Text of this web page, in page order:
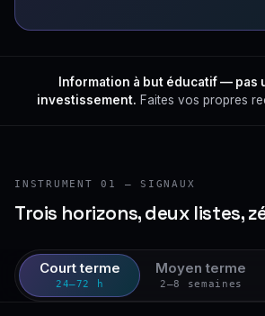
Information à but éducatif — pas
investissement. Faites vos propres
INSTRUMENT 01 — SIGNAUX
Trois horizons, deux listes,
Court terme
24–72 h
Moyen terme
2–8 semaines